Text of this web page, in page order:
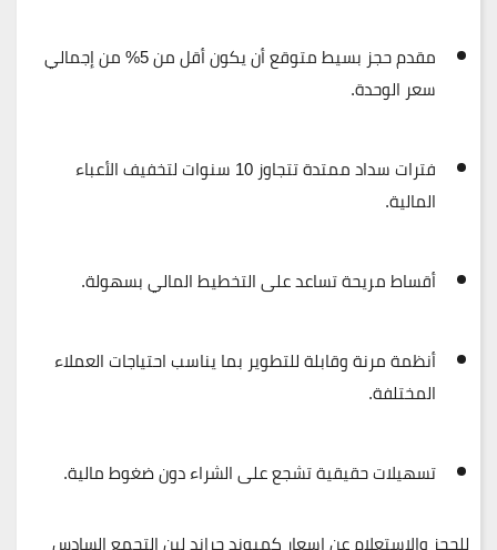
مقدم حجز بسيط متوقع أن يكون أقل من 5% من إجمالي
سعر الوحدة.
فترات سداد ممتدة تتجاوز 10 سنوات لتخفيف الأعباء
المالية.
أقساط مريحة تساعد على التخطيط المالي بسهولة.
أنظمة مرنة وقابلة للتطوير بما يناسب احتياجات العملاء
المختلفة.
تسهيلات حقيقية تشجع على الشراء دون ضغوط مالية.
للحجز والاستعلام عن اسعار كمبوند جراند لين التجمع السادس